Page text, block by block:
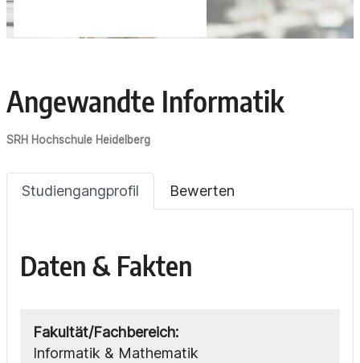
Angewandte Informatik
SRH Hochschule Heidelberg
Studiengangprofil Bewerten
Daten & Fakten
Fakultät/Fachbereich:
Informatik & Mathematik